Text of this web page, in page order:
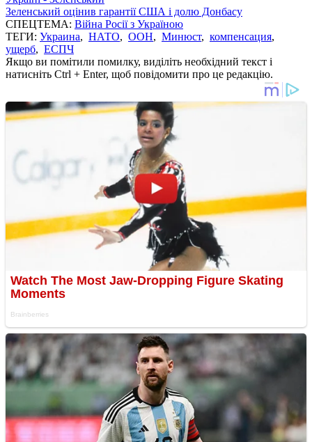
Зеленський оцінив гарантії США і долю Донбасу
СПЕЦТЕМА: Війна Росії з Україною
ТЕГИ: Украина, НАТО, ООН, Минюст, компенсация,
ущерб, ЕСПЧ
Якщо ви помітили помилку, виділіть необхідний текст і
натисніть Ctrl + Enter, щоб повідомити про це редакцію.